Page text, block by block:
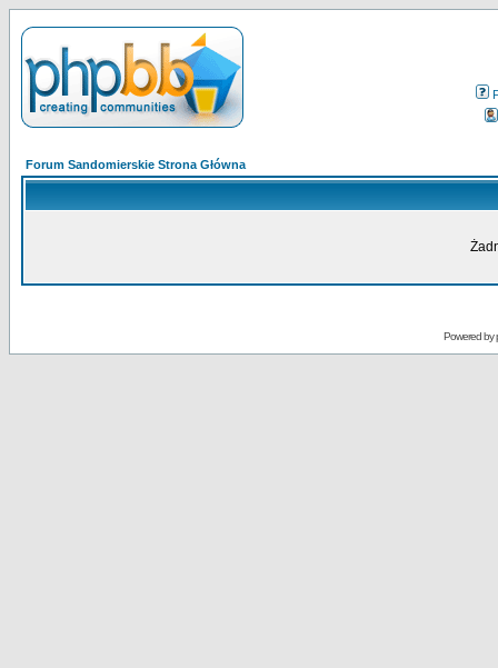
Forum Sandomierskie Strona Główna
Powered by